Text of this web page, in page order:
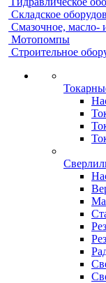
Складское
Смазочное, масло-
Мотопомпы
Строительное